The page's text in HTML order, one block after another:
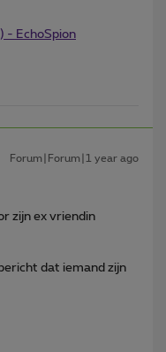
- EchoSpion
Forum|Forum|1 year ago
zijn ex vriendin
dat iemand zijn